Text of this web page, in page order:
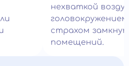
нехваткой
страхом
помещений.